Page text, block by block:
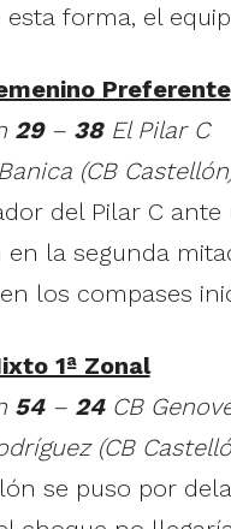
esta forma, el
Preferente
29– 38El Pilar C
(CB
del Pilar C
en la segunda
los compases
1ª Zonal
54–24CB
(CB
se puso por